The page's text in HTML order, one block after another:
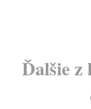
Ďalšie z